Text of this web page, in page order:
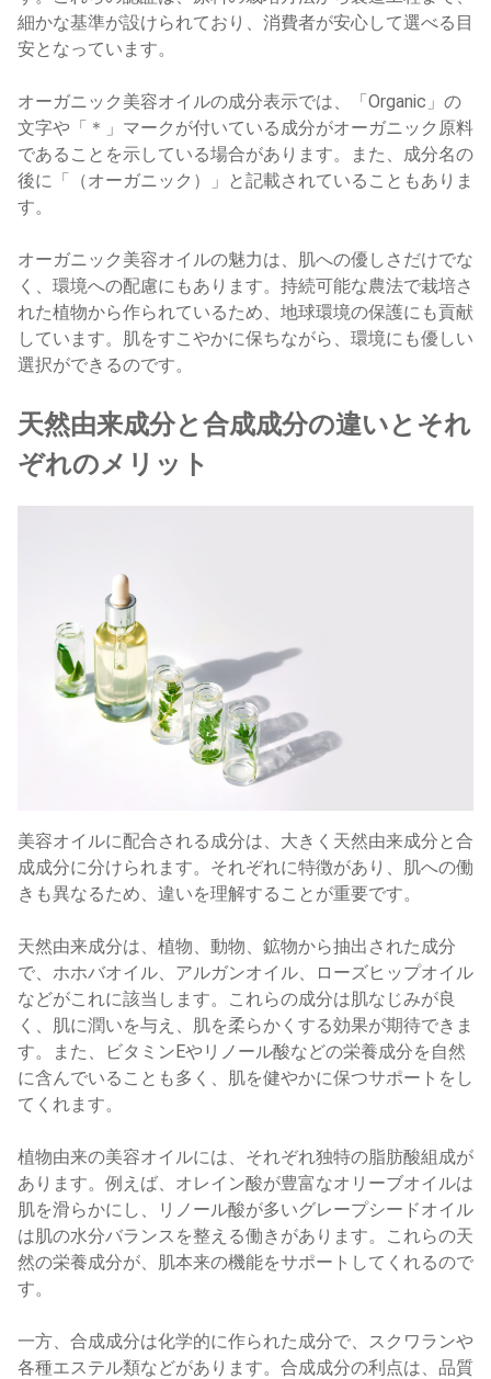
細かな基準が設けられており、消費者が安心して選べる目
安となっています。
オーガニック美容オイルの成分表示では、「Organic」の
文字や「＊」マークが付いている成分がオーガニック原料
であることを示している場合があります。また、成分名の
後に「（オーガニック）」と記載されていることもありま
す。
オーガニック美容オイルの魅力は、肌への優しさだけでな
く、環境への配慮にもあります。持続可能な農法で栽培さ
れた植物から作られているため、地球環境の保護にも貢献
しています。肌をすこやかに保ちながら、環境にも優しい
選択ができるのです。
天然由来成分と合成成分の違いとそれ
ぞれのメリット
美容オイルに配合される成分は、大きく天然由来成分と合
成成分に分けられます。それぞれに特徴があり、肌への働
きも異なるため、違いを理解することが重要です。
天然由来成分は、植物、動物、鉱物から抽出された成分
で、ホホバオイル、アルガンオイル、ローズヒップオイル
などがこれに該当します。これらの成分は肌なじみが良
く、肌に潤いを与え、肌を柔らかくする効果が期待できま
す。また、ビタミンEやリノール酸などの栄養成分を自然
に含んでいることも多く、肌を健やかに保つサポートをし
てくれます。
植物由来の美容オイルには、それぞれ独特の脂肪酸組成が
あります。例えば、オレイン酸が豊富なオリーブオイルは
肌を滑らかにし、リノール酸が多いグレープシードオイル
は肌の水分バランスを整える働きがあります。これらの天
然の栄養成分が、肌本来の機能をサポートしてくれるので
す。
一方、合成成分は化学的に作られた成分で、スクワランや
各種エステル類などがあります。合成成分の利点は、品質